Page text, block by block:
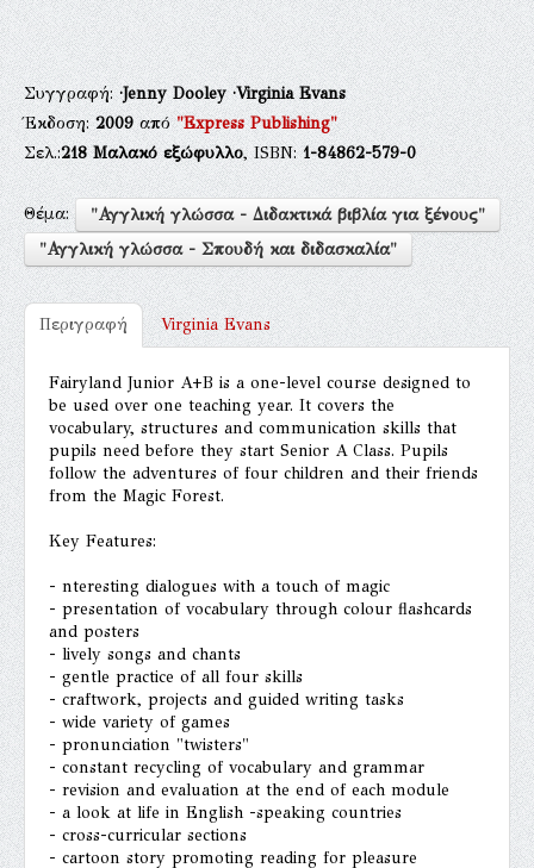
Συγγραφή:·Jenny Dooley·Virginia Evans
Έκδοση:2009από"Express Publishing"
Σελ.:218 Μαλακό εξώφυλλο, ISBN:1-84862-579-0
Θέμα:
"Αγγλική γλώσσα - Διδακτικά βιβλία για ξένους"
"Αγγλική γλώσσα - Σπουδή και διδασκαλία"
Περιγραφή Virginia Evans
Fairyland Junior A+B is a one-level course designed to
be used over one teaching year. It covers the
vocabulary, structures and communication skills that
pupils need before they start Senior A Class. Pupils
follow the adventures of four children and their friends
from the Magic Forest.
Key Features:
- nteresting dialogues with a touch of magic
- presentation of vocabulary through colour flashcards
and posters
- lively songs and chants
- gentle practice of all four skills
- craftwork, projects and guided writing tasks
- wide variety of games
- pronunciation "twisters"
- constant recycling of vocabulary and grammar
- revision and evaluation at the end of each module
- a look at life in English -speaking countries
- cross-curricular sections
- cartoon story promoting reading for pleasure